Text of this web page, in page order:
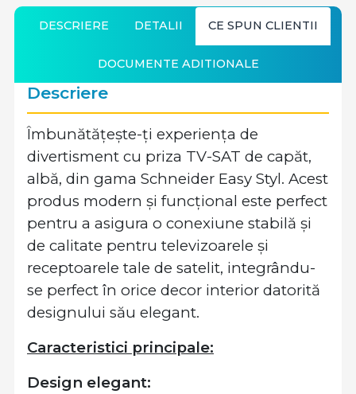
DESCRIERE DETALII CE SPUN CLIENTII
DOCUMENTE ADITIONALE
Descriere
Îmbunătățește-ți experiența de
divertisment cu priza TV-SAT de capăt,
albă, din gama Schneider Easy Styl. Acest
produs modern și funcțional este perfect
pentru a asigura o conexiune stabilă și
de calitate pentru televizoarele și
receptoarele tale de satelit, integrându-
se perfect în orice decor interior datorită
designului său elegant.
Caracteristici principale:
Design elegant: